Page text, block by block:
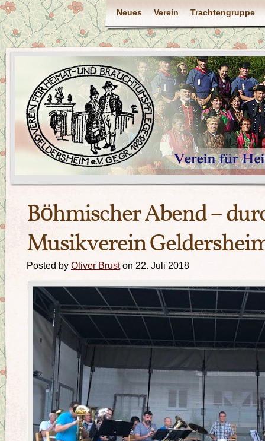
Neues Verein Trachtengruppe
Böhmischer Abend –
Musikverein
Posted by Oliver Bruston 22. Juli 2018